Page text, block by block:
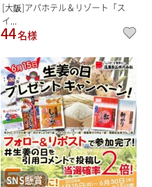
[大阪]アパホテル＆リゾート「ス
イ...
44名様
SNS懸賞